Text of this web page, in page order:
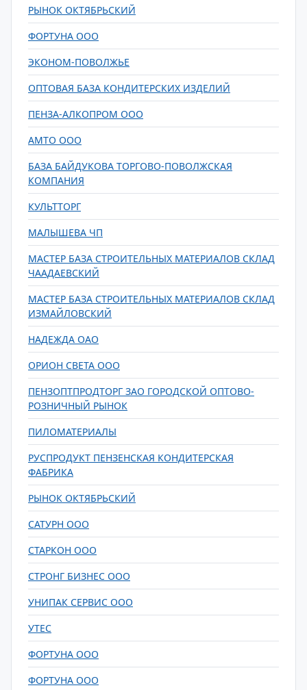
РЫНОК ОКТЯБРЬСКИЙ
ФОРТУНА ООО
ЭКОНОМ-ПОВОЛЖЬЕ
ОПТОВАЯ БАЗА КОНДИТЕРСКИХ ИЗДЕЛИЙ
ПЕНЗА-АЛКОПРОМ ООО
АМТО ООО
БАЗА БАЙДУКОВА ТОРГОВО-ПОВОЛЖСКАЯ
КОМПАНИЯ
КУЛЬТТОРГ
МАЛЫШЕВА ЧП
МАСТЕР БАЗА СТРОИТЕЛЬНЫХ МАТЕРИАЛОВ СКЛАД
ЧААДАЕВСКИЙ
МАСТЕР БАЗА СТРОИТЕЛЬНЫХ МАТЕРИАЛОВ СКЛАД
ИЗМАЙЛОВСКИЙ
НАДЕЖДА ОАО
ОРИОН СВЕТА ООО
ПЕНЗОПТПРОДТОРГ ЗАО ГОРОДСКОЙ ОПТОВО-
РОЗНИЧНЫЙ РЫНОК
ПИЛОМАТЕРИАЛЫ
РУСПРОДУКТ ПЕНЗЕНСКАЯ КОНДИТЕРСКАЯ
ФАБРИКА
РЫНОК ОКТЯБРЬСКИЙ
САТУРН ООО
СТАРКОН ООО
СТРОНГ БИЗНЕС ООО
УНИПАК СЕРВИС ООО
УТЕС
ФОРТУНА ООО
ФОРТУНА ООО